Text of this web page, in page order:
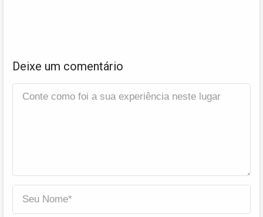
Deixe um comentário